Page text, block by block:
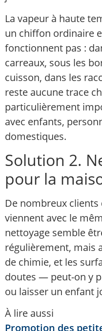
La vapeur à haute
un chiffon ordinaire
fonctionnent pas :
carreaux, sous les
cuisson, dans les
reste aucune trace
particulièrement
avec enfants,
domestiques.
Solution 2.
pour la
De nombreux clients
viennent avec le
nettoyage semble
régulièrement, mais
de chimie, et les
doutes — peut-on y
ou laisser un enfant
À lire aussi
Promotion des